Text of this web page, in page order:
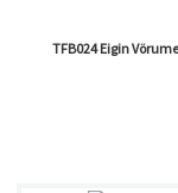
TFB024 Eigin